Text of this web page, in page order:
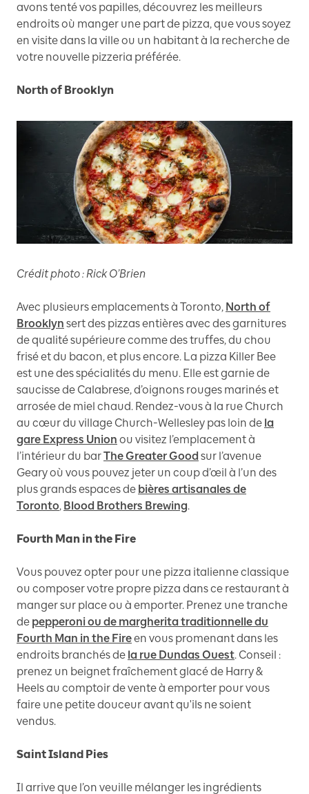
avons tenté vos papilles, découvrez les meilleurs
endroits où manger une part de pizza, que vous soyez
en visite dans la ville ou un habitant à la recherche de
votre nouvelle pizzeria préférée.
North of Brooklyn
Crédit photo : Rick O’Brien
Avec plusieurs emplacements à Toronto, North of
Brooklyn sert des pizzas entières avec des garnitures
de qualité supérieure comme des truffes, du chou
frisé et du bacon, et plus encore. La pizza Killer Bee
est une des spécialités du menu. Elle est garnie de
saucisse de Calabrese, d’oignons rouges marinés et
arrosée de miel chaud. Rendez-vous à la rue Church
au cœur du village Church-Wellesley pas loin de la
gare Express Union ou visitez l’emplacement à
l’intérieur du barThe Greater Good sur l’avenue
Geary où vous pouvez jeter un coup d’œil à l’un des
plus grands espaces de bières artisanales de
Toronto, Blood Brothers Brewing.
Fourth Man in the Fire
Vous pouvez opter pour une pizza italienne classique
ou composer votre propre pizza dans ce restaurant à
manger sur place ou à emporter. Prenez une tranche
de pepperoni ou de margherita traditionnelle du
Fourth Man in the Fireen vous promenant dans les
endroits branchés de la rue Dundas Ouest. Conseil :
prenez un beignet fraîchement glacé de Harry &
Heels au comptoir de vente à emporter pour vous
faire une petite douceur avant qu'ils ne soient
vendus.
Saint Island Pies
Il arrive que l’on veuille mélanger les ingrédients